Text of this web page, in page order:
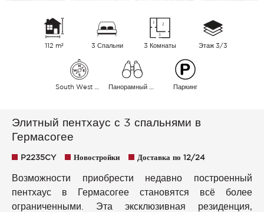
112 m² 3 Спальни 3 Комнаты Этаж 3/3
Паркинг
Элитный пентхаус с 3 спальнями в
Гермасогее
P2235CY Новостройки Доставка по 12/24
Возможности приобрести недавно построенный
пентхаус в Гермасогее становятся всё более
ограниченными. Эта эксклюзивная резиденция,